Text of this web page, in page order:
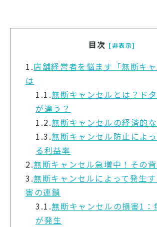
目次 [非表示]
1.店舗経営者を悩ます「無断キ
は
1.1.無断キャンセルとは？ド
が違う？
1.2.無断キャンセルの経済的
1.3.無断キャンセル防止によ
る利益率
2.無断キャンセル急増中！その
3.無断キャンセルによって発生
害の連鎖
3.1.無断キャンセルの損害1：
が発生